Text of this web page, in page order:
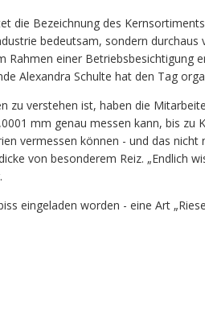
die Bezeichnung des
bedeutsam, sondern
Rahmen einer Betriebsbesichtigung
Alexandra Schulte hat den Tag
zu verstehen ist, haben die
mm genau messen kann, bis zu
vermessen können - und das
von besonderem Reiz. „Endlich
eingeladen worden - eine Art